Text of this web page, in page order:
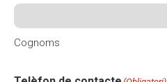
Cognoms